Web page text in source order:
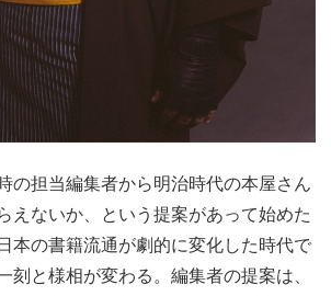
の担当編集者から明治時代の本屋さん
えないか、という提案があって始めた
本の書籍流通が劇的に変化した時代で
刻と様相が変わる。編集者の提案は、